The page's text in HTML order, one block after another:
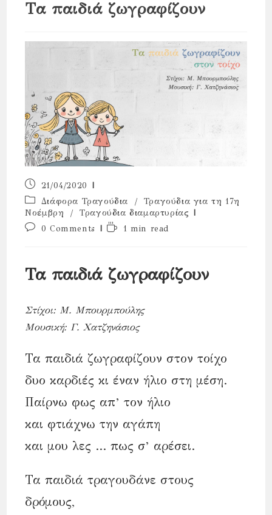
Τα παιδιά ζωγραφίζουν
Post
published:
21/04/2020
Post
category:
Διάφορα Τραγούδια /
Τραγούδια για τη 17η
Νοέμβρη
/
Τραγούδια διαμαρτυρίας
Post0 Comments
Reading1 min read
Τα παιδιά ζωγραφίζουν
Στίχοι: Μ. Μπουρμπούλης
Μουσική: Γ. Χατζηνάσιος
Τα παιδιά ζωγραφίζουν στον τοίχο
δυο καρδιές κι έναν ήλιο στη μέση.
Παίρνω φως απ’ τον ήλιο
και φτιάχνω την αγάπη
και μου λες … πως σ’ αρέσει.
Τα παιδιά τραγουδάνε στους
δρόμους,